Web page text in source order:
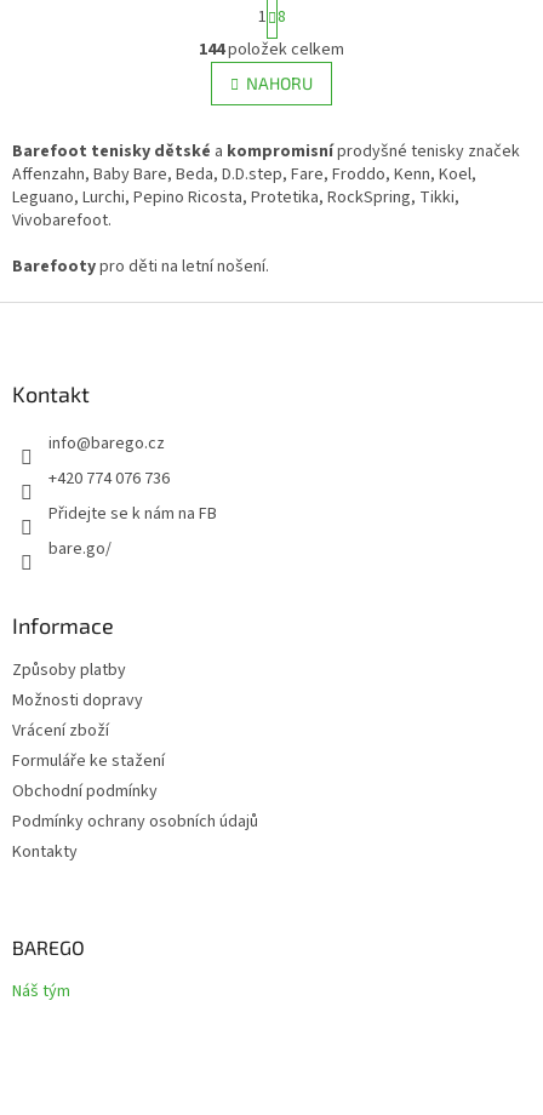
O
v
l
á
a
c
í
t
r
á
n
k
v
á
n
1 8
144položek celkem
NAHORU
Barefoot tenisky dětské a kompromisníprodyšné tenisky značek
Affenzahn, Baby Bare, Beda, D.D.step, Fare, Froddo, Kenn, Koel,
Leguano, Lurchi, Pepino Ricosta, Protetika, RockSpring, Tikki,
Vivobarefoot.
Barefootypro děti na letní nošení.
Kontakt
info@barego.cz
+420 774 076 736
Přidejte se k nám na FB
bare.go/
Informace
Způsoby platby
Možnosti dopravy
Vrácení zboží
Formuláře ke stažení
Obchodní podmínky
Podmínky ochrany osobních údajů
Kontakty
BAREGO
Náš tým